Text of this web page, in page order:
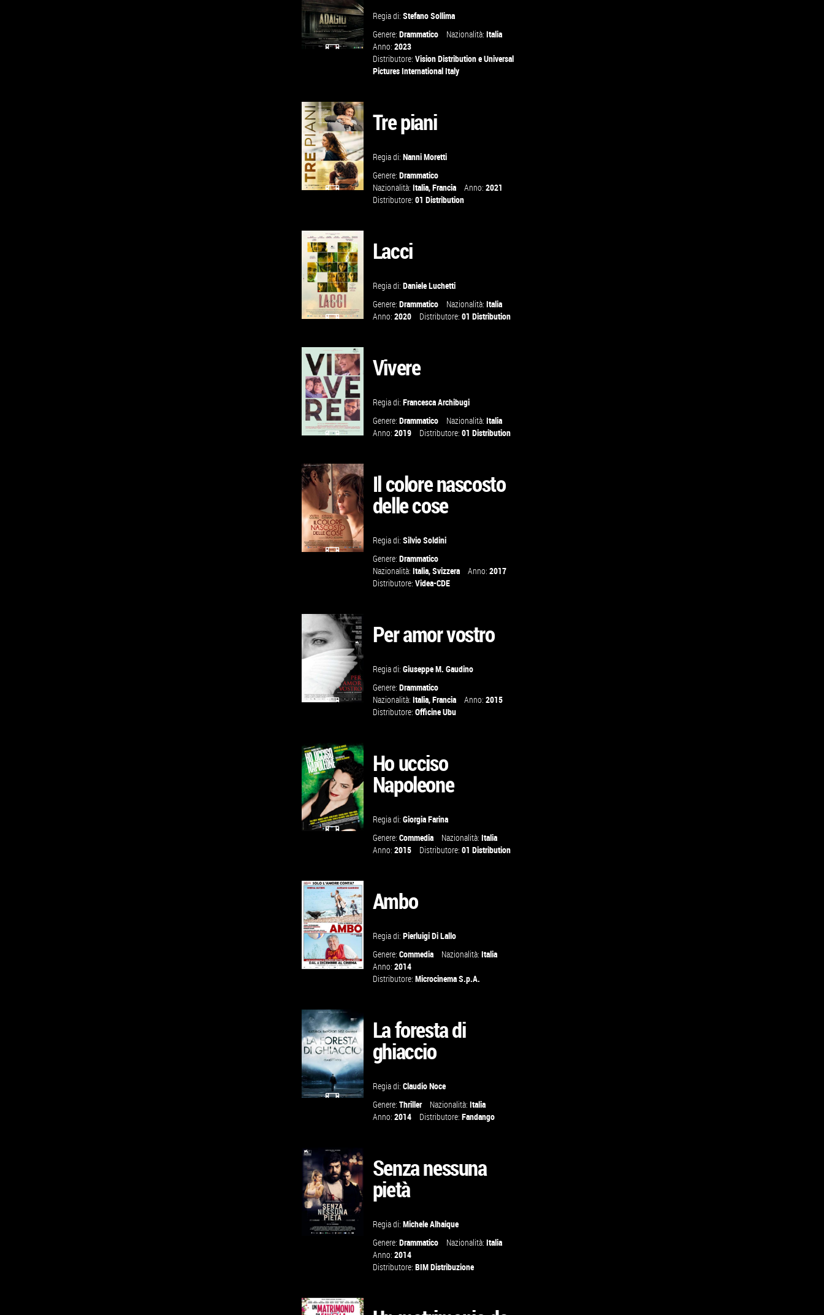
VAI ALLA
SCHEDA
VAI ALLA
SCHEDA
Regia di: Stefano Sollima
Genere: Drammatico Nazionalità: Italia
Anno: 2023
Distributore: Vision DistributioneUniversal
Pictures International Italy
VAI ALLA
SCHEDA
Tre piani
Regia di: Nanni Moretti
Genere: Drammatico
Nazionalità: Italia,Francia Anno: 2021
Distributore: 01 Distribution
TRAILER
VAI ALLA
SCHEDA
Lacci
Regia di: Daniele Luchetti
Genere: Drammatico Nazionalità: Italia
Anno: 2020 Distributore: 01 Distribution
TRAILER
VAI ALLA
SCHEDA
Vivere
Regia di: Francesca Archibugi
Genere: Drammatico Nazionalità: Italia
Anno: 2019 Distributore: 01 Distribution
VAI ALLA
SCHEDA
Il colore nascosto
delle cose
Regia di: Silvio Soldini
Genere: Drammatico
Nazionalità: Italia,Svizzera Anno: 2017
Distributore: Videa-CDE
VAI ALLA
SCHEDA
Per amor vostro
Regia di: Giuseppe M. Gaudino
Genere: Drammatico
Nazionalità: Italia,Francia Anno: 2015
Distributore: Officine Ubu
VAI ALLA
SCHEDA
Ho ucciso
Napoleone
Regia di: Giorgia Farina
Genere: Commedia Nazionalità: Italia
Anno: 2015 Distributore: 01 Distribution
VAI ALLA
SCHEDA
Ambo
Regia di: Pierluigi Di Lallo
Genere: Commedia Nazionalità: Italia
Anno: 2014
Distributore: Microcinema S.p.A.
VAI ALLA
SCHEDA
La foresta di
ghiaccio
Regia di: Claudio Noce
Genere: Thriller Nazionalità: Italia
Anno: 2014 Distributore: Fandango
SCHEDA
Senza nessuna
pietà
Regia di: Michele Alhaique
Genere: Drammatico Nazionalità: Italia
Anno: 2014
Distributore: BIM Distribuzione